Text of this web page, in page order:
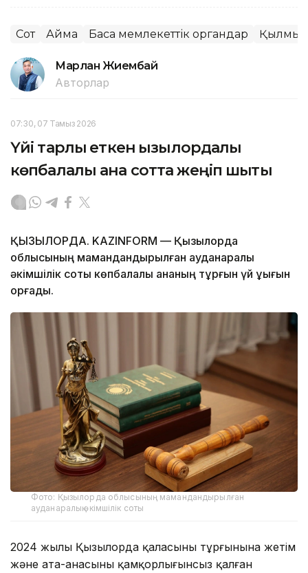
Сот Аймақ Басқа мемлекеттік органдар
Марлан Жиембай
Авторлар
07:30, 07 Тамыз 2026
Үйі тарлық еткен қызылордалық
көпбалалы ана сотта жеңіп шықты
ҚЫЗЫЛОРДА. KAZINFORM — Қызылорда
облысының мамандандырылған ауданаралық
әкімшілік соты көпбалалы ананың тұрғын үй құқығын
қорғады.
Фото: Қызылорда облысының мамандандырылған
ауданаралық әкімшілік соты
2024 жылы Қызылорда қаласының тұрғынына жетім
және ата-анасының қамқорлығынсыз қалған